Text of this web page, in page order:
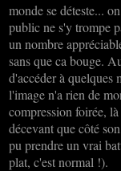
monde se déteste...
public ne s'y trompe
un nombre
sans que ca bouge.
d'accéder à quelques
l'image n'a rien de
compression foirée,
décevant que côté
pu prendre un vrai
plat, c'est normal !).